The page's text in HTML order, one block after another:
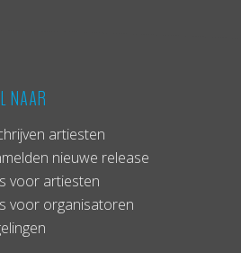
NAAR
artiesten
nieuwe release
voor artiesten
voor organisatoren